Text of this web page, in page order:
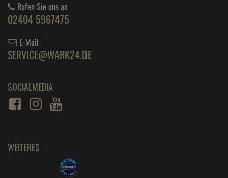
Rufen Sie uns an
02404 5967475
E-Mail
SERVICE@WARK24.DE
SOCIALMEDIA
WEITERES